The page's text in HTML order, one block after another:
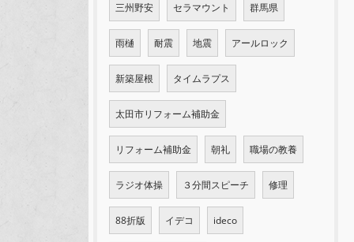
三州野安 セラマウント 群馬県
雨樋 耐震 地震 アールロック
新築屋根 タイムラプス
太田市リフォーム補助金
リフォーム補助金 朝礼 職場の教養
ラジオ体操 ３分間スピーチ 修理
88折版 イデコ ideco